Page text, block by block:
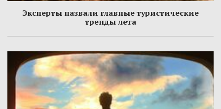
Эксперты назвали главные туристические
тренды лета